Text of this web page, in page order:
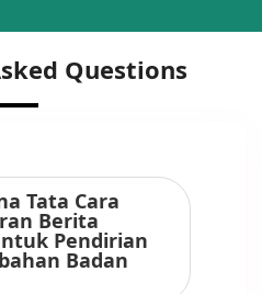
Questions
Tata Cara
Berita
Pendirian
Badan